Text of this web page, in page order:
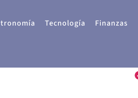
Tecnología Finanzas